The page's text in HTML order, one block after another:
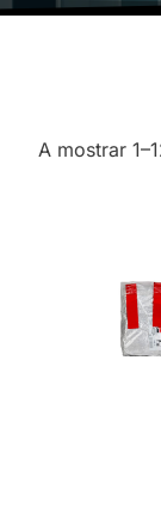
A mostrar